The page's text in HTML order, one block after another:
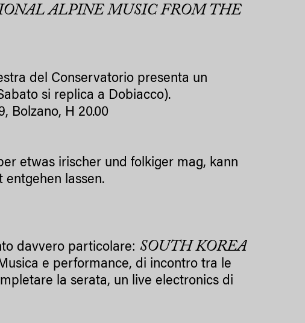
ALPINE MUSIC FROM THE
del Conservatorio presenta un
si replica a Dobiacco).
Bolzano, H 20.00
etwas irischer und folkiger mag, kann
entgehen lassen.
davvero particolare: SOUTH KOREA
e performance, di incontro tra le
la serata, un live electronics di